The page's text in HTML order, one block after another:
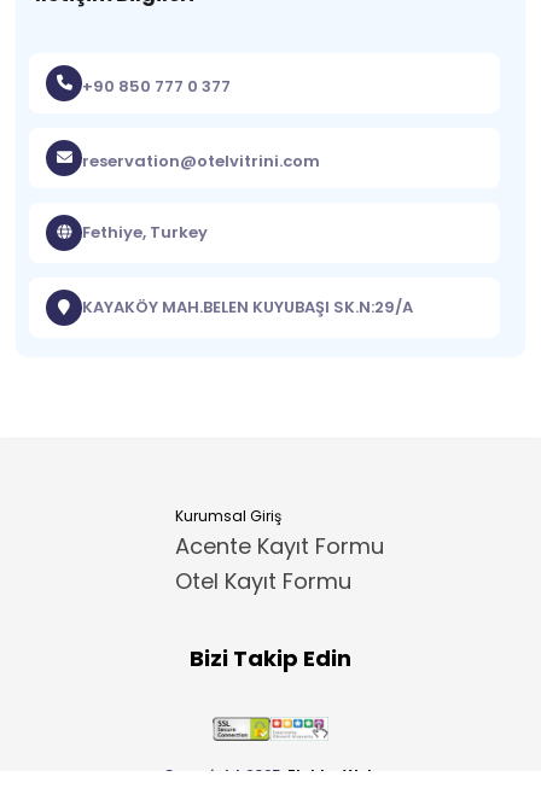
+90 850 777 0 377
reservation@otelvitrini.com
Fethiye, Turkey
KAYAKÖY MAH.BELEN KUYUBAŞI SK.N:29/A
Kurumsal Giriş
Acente Kayıt Formu
Otel Kayıt Formu
Bizi Takip Edin
Copyright 2025 ElektraWeb